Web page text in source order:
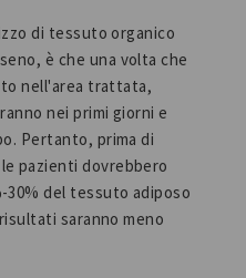
di tessuto organico
è che una volta che
nell'area trattata,
nei primi giorni e
Pertanto, prima di
pazienti dovrebbero
30% del tessuto adiposo
saranno meno